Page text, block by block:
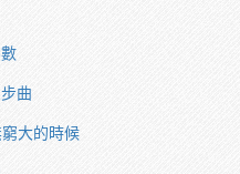
曲
大的時候